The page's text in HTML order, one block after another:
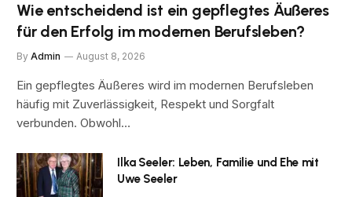
Wie entscheidend ist ein gepflegtes Äußeres
für den Erfolg im modernen Berufsleben?
By Admin August 8, 2026
Ein gepflegtes Äußeres wird im modernen Berufsleben
häufig mit Zuverlässigkeit, Respekt und Sorgfalt
verbunden. Obwohl…
Ilka Seeler: Leben, Familie und Ehe mit
Uwe Seeler